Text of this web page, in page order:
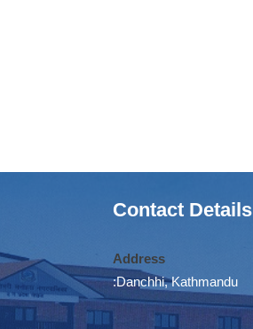
Contact Details
Address
:Danchhi, Kathmandu